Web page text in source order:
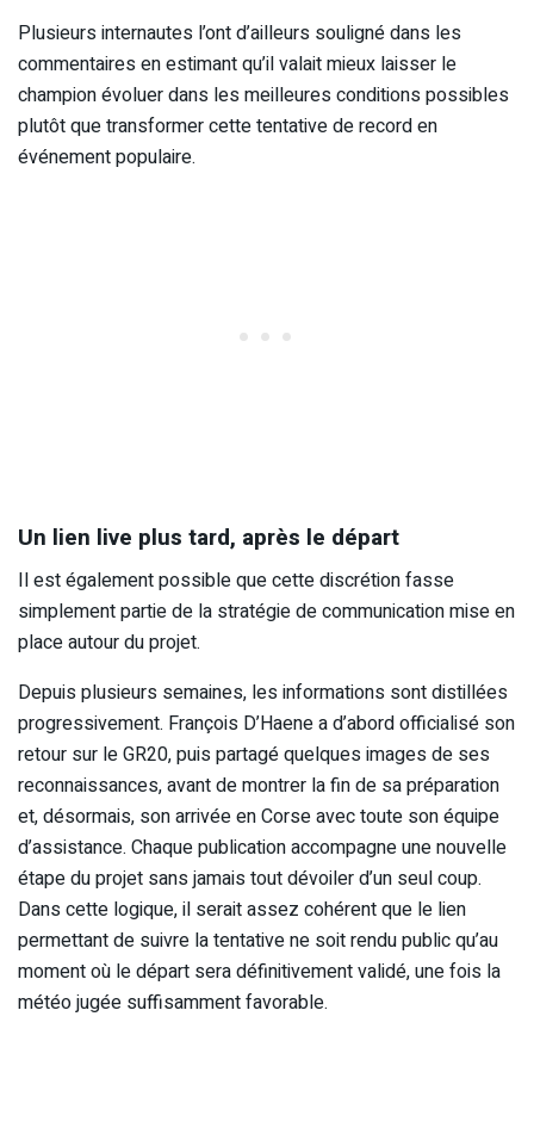
Plusieurs internautes l’ont d’ailleurs souligné dans les
commentaires en estimant qu’il valait mieux laisser le
champion évoluer dans les meilleures conditions possibles
plutôt que transformer cette tentative de record en
événement populaire.
Un lien live plus tard, après le départ
Il est également possible que cette discrétion fasse
simplement partie de la stratégie de communication mise en
place autour du projet.
Depuis plusieurs semaines, les informations sont distillées
progressivement. François D’Haene a d’abord officialisé son
retour sur le GR20, puis partagé quelques images de ses
reconnaissances, avant de montrer la fin de sa préparation
et, désormais, son arrivée en Corse avec toute son équipe
d’assistance. Chaque publication accompagne une nouvelle
étape du projet sans jamais tout dévoiler d’un seul coup.
Dans cette logique, il serait assez cohérent que le lien
permettant de suivre la tentative ne soit rendu public qu’au
moment où le départ sera définitivement validé, une fois la
météo jugée suffisamment favorable.